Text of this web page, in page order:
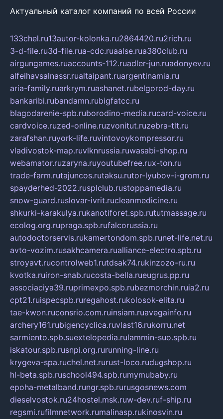
Актуальный каталог компаний по всей России
133chel.ru13autor-kolonka.ru2864420.ru2rich.ru
3-d-file.ru3d-file.rua-cdc.ruaalse.rua380club.ru
airgungames.ruaccounts-112.ruadler-jun.ruadonyev.ru
alfeihavsalnassr.rualtaipant.ruargentinamia.ru
aria-family.ruarkrym.ruashanet.rubelgorod-day.ru
bankaribi.rubandamn.rubigfatcc.ru
blagodarenie-spb.ruborodino-media.rucard-voice.ru
cardvoice.ruzed-online.ruzvonitut.ruzebra-tlt.ru
zarafshan.ruyork-life.ruvintovoykompressor.ru
vladivostok-map.ruvlknrussia.ruwasabi-shop.ru
webamator.ruzaryna.ruyoutubefree.rux-ton.ru
trade-farm.rutajuncos.rutaksu.rutor-lyubov-i-grom.ru
spayderhed-2022.rusplclub.rustoppamedia.ru
snow-guard.ruslovar-ivrit.rucleanmedicine.ru
shkurki-karakulya.rukanotiforet.spb.rututmassage.ru
ecolog.org.rupraga.spb.rufalcorussia.ru
autodoctorservis.rukamertondom.spb.runet-life.net.ru
avto-vozim.rusakhcamera.rualliance-electro.spb.ru
stroyavt.rucontrolweb1.rutdsak74.rukinzozo-ru.ru
kvotka.ruiron-snab.rucosta-bella.rueugrus.pp.ru
associaciya39.ruprimexpo.spb.rubezmorchin.ruia2.ru
cpt21.ruispecspb.ruregahost.rukolosok-elita.ru
tae-kwon.ruconsrio.com.ruinsiam.ruavegainfo.ru
archery161.rubigencyclica.ruvlast16.rukorru.net
sarmiento.spb.suextelopedia.rulammin-suo.spb.ru
iskatour.spb.rusnpi.org.rurunning-line.ru
krygeva-spa.ruchel.net.rurust-loco.rudugshop.ru
hl-beta.spb.ruschool494.spb.rumymubaby.ru
epoha-metalband.rungr.spb.rurusgosnews.com
dieselvostok.ru24hostel.msk.ruw-dev.ruf-ship.ru
regsmi.rufilmnetwork.rumalinasp.rukinosvin.ru